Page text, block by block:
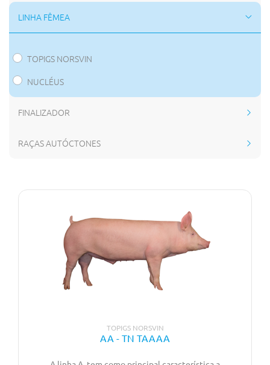
LINHA FÊMEA
TOPIGS NORSVIN
NUCLÉUS
FINALIZADOR
RAÇAS AUTÓCTONES
TOPIGS NORSVIN
AA - TN TAAAA